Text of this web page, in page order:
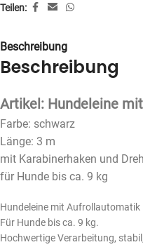
Teilen:
Beschreibung
Beschreibung
Artikel: Hundeleine
Farbe: schwarz
Länge: 3 m
mit Karabinerhaken und
für Hunde bis ca. 9 kg
Hundeleine mit Aufrollautomatik
Für Hunde bis ca. 9 kg.
Hochwertige Verarbeitung,